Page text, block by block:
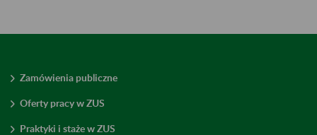
Zamówienia publiczne
Oferty pracy w ZUS
Praktyki i staże w ZUS